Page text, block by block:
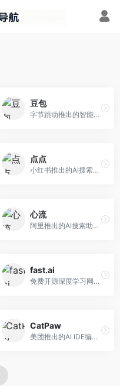
豆包
字节跳动推出的智能对话助手平台，提供文本创作、知识问答、英语学习等多种AI服务。面向普通用户和内容创作者，支持多轮对话和文件解析，免费使用，响应速度快，中文理解能力强。
点点
小红书推出的AI搜索应用，专注于生活方式内容搜索。面向小红书用户，提供生活攻略、消费决策、内容推荐等服务，生活方式内容丰富。
心流
阿里推出的AI搜索助手，专注于智能信息获取。面向普通用户，提供智能搜索、内容整理、知识问答等服务，与阿里生态深度整合。
fast.ai
免费开源深度学习网站，专注于实用AI教学。面向开发者，提供免费深度学习课程、实战项目、代码库等资源，学习门槛低。
CatPaw
美团推出的AI IDE编程工具，专注于本地开发生态。面向开发者，提供智能代码补全、代码生成、项目管理等服务，本地开发体验好。